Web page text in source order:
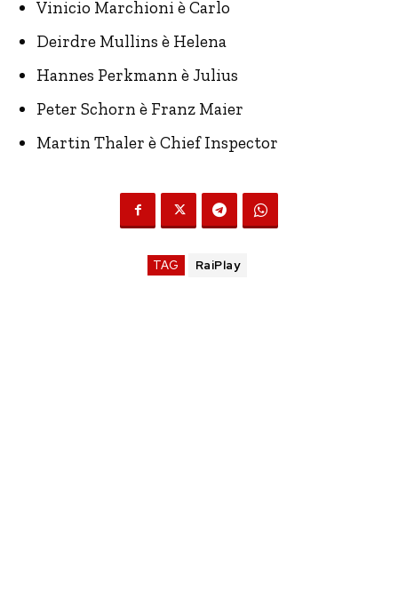
Vinicio Marchioni è Carlo
Deirdre Mullins è Helena
Hannes Perkmann è Julius
Peter Schorn è Franz Maier
Martin Thaler è Chief Inspector
TAG RaiPlay